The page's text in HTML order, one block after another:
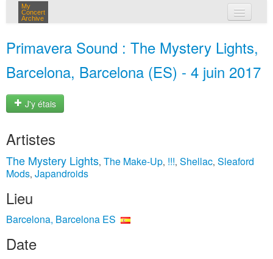
My
Concert
Archive
Primavera Sound : The Mystery Lights,
Barcelona, Barcelona (ES) - 4 juin 2017
J'y étais
Artistes
The Mystery Lights, The Make-Up, !!!, Shellac, Sleaford
Mods, Japandroids
Lieu
Barcelona, Barcelona ES
Date